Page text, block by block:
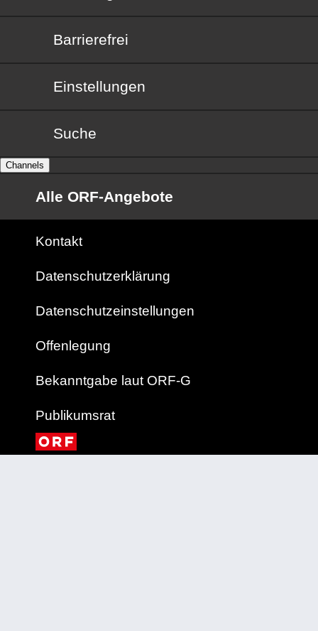
Barrierefrei
Barrierefrei
Einstellungen
Suche
Channels
Alle ORF-Angebote
Kontakt
Datenschutzerklärung
Datenschutzeinstellungen
Offenlegung
Bekanntgabe laut ORF-G
Publikumsrat